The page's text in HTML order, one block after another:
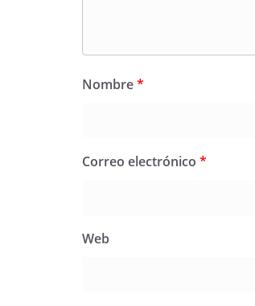
Nombre*
Correo electrónico *
Web